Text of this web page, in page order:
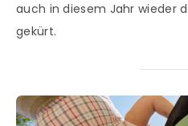
auch in diesem Jahr wieder
gekürt.